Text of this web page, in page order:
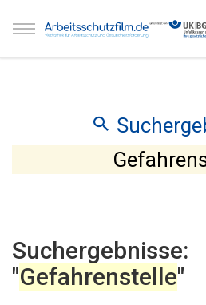
Suchergebnisse:
"Gefahrenstelle"